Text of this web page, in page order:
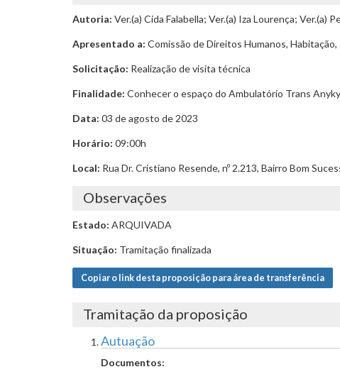
Autoria: Ver.(a) Cida Falabella; Ver.(a) Iza Lourença; Ver.(a)
Apresentado a: Comissão de Direitos Humanos,
Solicitação: Realização de visita técnica
Finalidade: Conhecer o espaço do Ambulatório Trans
Data: 03 de agosto de 2023
Horário: 09:00h
Local: Rua Dr. Cristiano Resende, nº 2.213, Bairro Bom
Observações
Estado: ARQUIVADA
Situação: Tramitação finalizada
Copiar o link desta proposição para área de transferência
Tramitação da proposição
Autuação
Documentos: